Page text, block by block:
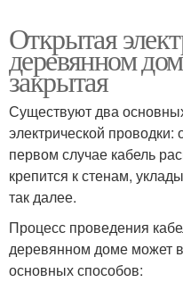
Открытая
деревянном
закрытая
Существуют два
электрической
первом случае кабель
крепится к стенам,
так далее.
Процесс проведения
деревянном доме может
основных способов: